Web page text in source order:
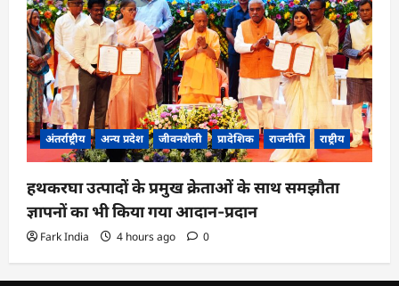
अंतर्राष्ट्रीय अन्य प्रदेश जीवनशैली प्रादेशिक राजनीति राष्ट्रीय
हथकरघा उत्पादों के प्रमुख क्रेताओं के साथ समझौता
ज्ञापनों का भी किया गया आदान-प्रदान
Fark India 4 hours ago 0